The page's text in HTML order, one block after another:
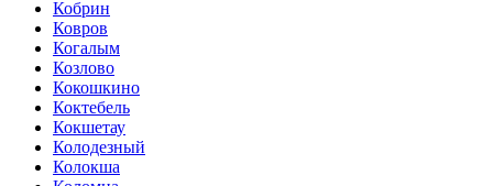
Кобрин
Ковров
Когалым
Козлово
Кокошкино
Коктебель
Кокшетау
Колодезный
Колокша